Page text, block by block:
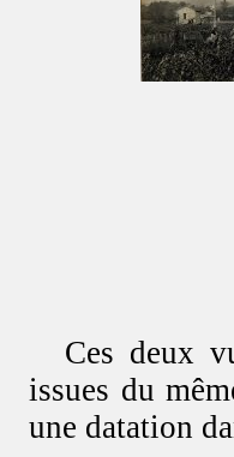
Ces deux
issues du
une datation